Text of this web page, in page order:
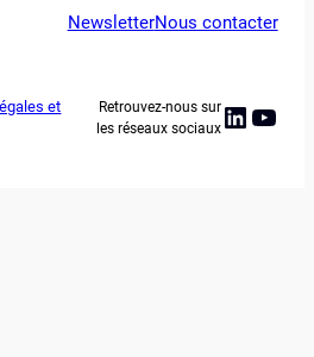
NewsletterNous contacter
et
Retrouvez-nous sur
les réseaux sociaux